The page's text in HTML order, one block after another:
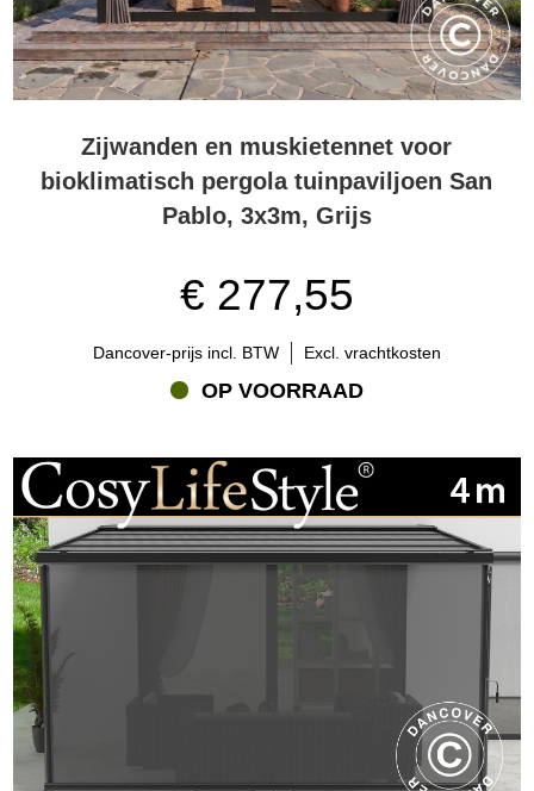
Zijwanden en muskietennet voor
bioklimatisch pergola tuinpaviljoen San
Pablo, 3x3m, Grijs
€ 277,55
Dancover-prijs incl. BTW Excl. vrachtkosten
OP VOORRAAD